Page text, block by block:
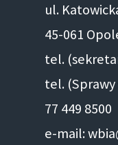
ul.
45-061
tel.
tel. (Sprawy
77 449 8500
e-mail: